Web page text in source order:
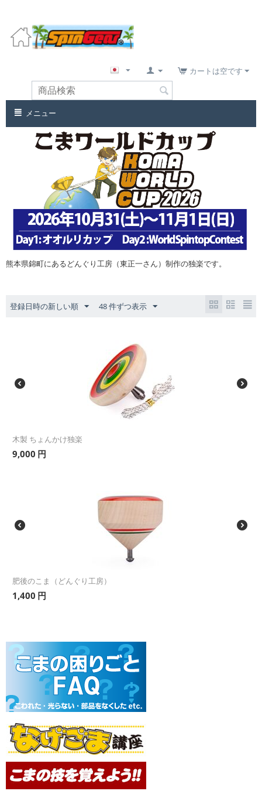
カートは空です
メニュー
熊本県錦町にあるどんぐり工房（東正一さん）制作の独楽です。
登録日時の新しい順 48 件ずつ表示
木製 ちょんかけ独楽
9,000 円
肥後のこま（どんぐり工房）
1,400 円